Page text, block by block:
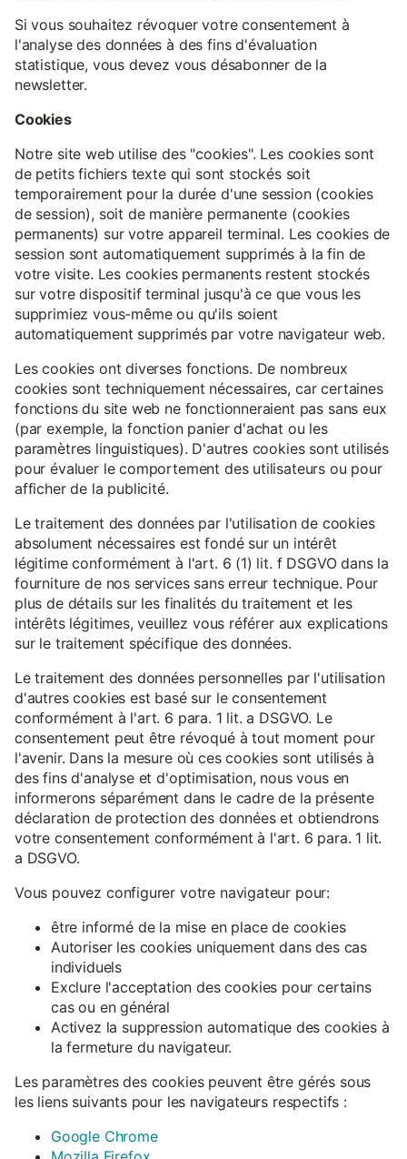
Si vous souhaitez révoquer votre consentement à
l'analyse des données à des fins d'évaluation
statistique, vous devez vous désabonner de la
newsletter.
Cookies
Notre site web utilise des "cookies". Les cookies sont
de petits fichiers texte qui sont stockés soit
temporairement pour la durée d'une session (cookies
de session), soit de manière permanente (cookies
permanents) sur votre appareil terminal. Les cookies de
session sont automatiquement supprimés à la fin de
votre visite. Les cookies permanents restent stockés
sur votre dispositif terminal jusqu'à ce que vous les
supprimiez vous-même ou qu'ils soient
automatiquement supprimés par votre navigateur web.
Les cookies ont diverses fonctions. De nombreux
cookies sont techniquement nécessaires, car certaines
fonctions du site web ne fonctionneraient pas sans eux
(par exemple, la fonction panier d'achat ou les
paramètres linguistiques). D'autres cookies sont utilisés
pour évaluer le comportement des utilisateurs ou pour
afficher de la publicité.
Le traitement des données par l'utilisation de cookies
absolument nécessaires est fondé sur un intérêt
légitime conformément à l'art. 6 (1) lit. f DSGVO dans la
fourniture de nos services sans erreur technique. Pour
plus de détails sur les finalités du traitement et les
intérêts légitimes, veuillez vous référer aux explications
sur le traitement spécifique des données.
Le traitement des données personnelles par l'utilisation
d'autres cookies est basé sur le consentement
conformément à l'art. 6 para. 1 lit. a DSGVO. Le
consentement peut être révoqué à tout moment pour
l'avenir. Dans la mesure où ces cookies sont utilisés à
des fins d'analyse et d'optimisation, nous vous en
informerons séparément dans le cadre de la présente
déclaration de protection des données et obtiendrons
votre consentement conformément à l'art. 6 para. 1 lit.
a DSGVO.
Vous pouvez configurer votre navigateur pour:
être informé de la mise en place de cookies
Autoriser les cookies uniquement dans des cas
individuels
Exclure l'acceptation des cookies pour certains
cas ou en général
Activez la suppression automatique des cookies à
la fermeture du navigateur.
Les paramètres des cookies peuvent être gérés sous
les liens suivants pour les navigateurs respectifs :
Google Chrome